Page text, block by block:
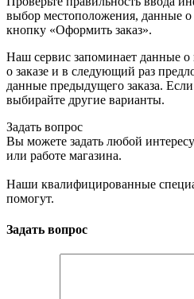
выбор местоположения, данные
кнопку «Оформить заказ».
Наш сервис запоминает данные
о заказе и в следующий раз
данные предыдущего заказа.
выбирайте другие варианты.
Задать вопрос
Вы можете задать любой
или работе магазина.
Наши квалифицированные
помогут.
Задать вопрос